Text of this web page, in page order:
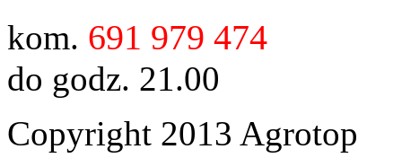
kom. 691 979 474
do godz. 21.00
Copyright 2013 Agrotop